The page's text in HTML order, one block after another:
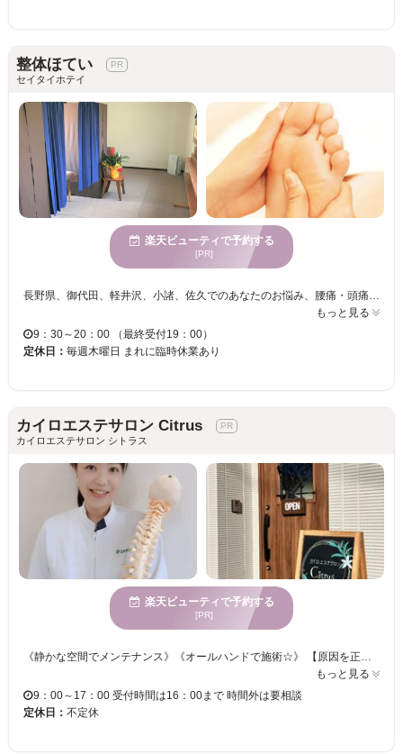
整体ほてい
セイタイホテイ
楽天ビューティで予約する
[PR]
長野県、御代田、軽井沢、小諸、佐久でのあなたのお悩み、腰痛・頭痛・肩こりなどお身体の痛みや不調を1からしっかりとヒアリングしていくので、初めての方でも安心♪当院では原因に対しての施術をしっかりとしていきますので、初回でも実感していただけると思います！検査をしても原因不明、歳のせい？など慢性的な痛みにも対応可能です。もちろん急な痛みにも対応致します。痛みがなくても体の不調や違和感、全身の疲労感、隠れ疲労など様々なことにも対応しています。 リラクゼーションを目的としたマッサージをはじめ、リラックス効果や疲労回復をご要望のお客様にも対応致します。気圧による頭痛、肩こりなど身体の不調にも対応しています。 ☆ダントツの人気はやはり整体☆他にも、耳つぼ、足つぼ、骨盤矯正など幅広いメニューをご用意しています。 良アクセス♪21：00まで営業◎ 最終受付 19：00 ※当院は免許、資格保持。 ※ ネット予約可能です。
もっと見る
9：30～20：00 （最終受付19：00）
定休日： 毎週木曜日 まれに臨時休業あり
カイロエステサロン Citrus
カイロエステサロン シトラス
楽天ビューティで予約する
[PR]
《静かな空間でメンテナンス》《オールハンドで施術☆》 【原因を正確に認識することで、その場だけでなく、ストレスフリーなカラダが続きます☆】 健康は身体の内側から外まで。美しく健康でありたい女性の願いを叶えます⭐︎ あなたのカラダの不調・お悩みに”プラス”になるように全力でサポートいたします◎ 時間をかけて丁寧にカウンセリングを行い、一人ひとりに合った施術をご提案☆ デスクワークによる肩こりや首こり・腰痛などでお悩みの方はぜひ！！ 産後の骨盤ケアもお気軽に！！
もっと見る
9：00～17：00 受付時間は16：00まで 時間外は要相談
定休日： 不定休